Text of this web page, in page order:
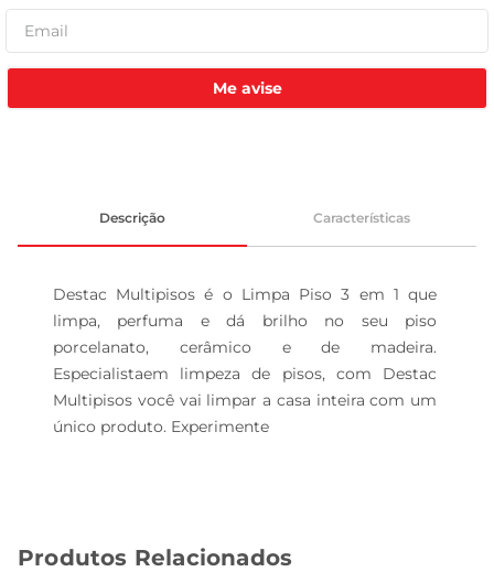
Me avise
Descrição Características
Destac Multipisos é o Limpa Piso 3 em 1 que
limpa, perfuma e dá brilho no seu piso
porcelanato, cerâmico e de madeira.
Especialistaem limpeza de pisos, com Destac
Multipisos você vai limpar a casa inteira com um
único produto. Experimente
Produtos Relacionados